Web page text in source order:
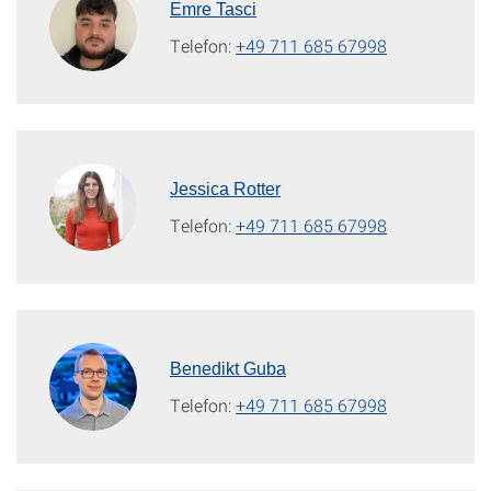
Emre Tasci
Telefon:+49 711 685 67998
Jessica Rotter
Telefon:+49 711 685 67998
Benedikt Guba
Telefon:+49 711 685 67998